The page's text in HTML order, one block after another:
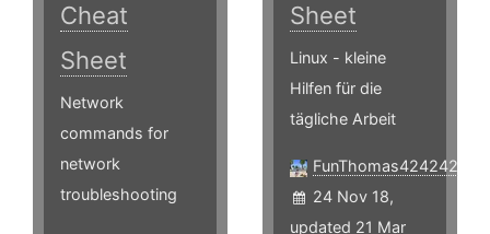
Cheat
Sheet
Network
commands for
network
troubleshooting
Sheet
Linux - kleine
Hilfen für die
tägliche Arbeit
FunThomas424242
24 Nov 18,
updated 21 Mar